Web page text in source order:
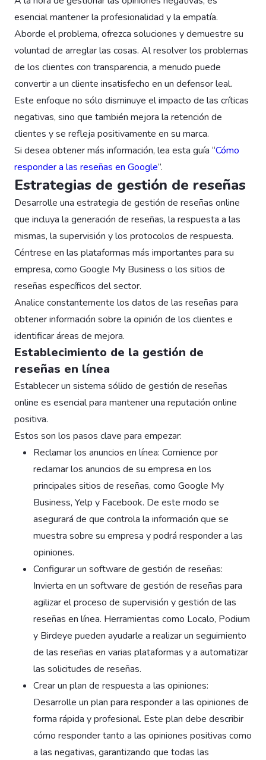
esencial mantener la profesionalidad y la empatía.
Aborde el problema, ofrezca soluciones y demuestre su
voluntad de arreglar las cosas. Al resolver los problemas
de los clientes con transparencia, a menudo puede
convertir a un cliente insatisfecho en un defensor leal.
Este enfoque no sólo disminuye el impacto de las críticas
negativas, sino que también mejora la retención de
clientes y se refleja positivamente en su marca.
Si desea obtener más información, lea esta guía “Cómo
responder a las reseñas en Google”.
Estrategias de gestión de reseñas
Desarrolle una estrategia de gestión de reseñas online
que incluya la generación de reseñas, la respuesta a las
mismas, la supervisión y los protocolos de respuesta.
Céntrese en las plataformas más importantes para su
empresa, como Google My Business o los sitios de
reseñas específicos del sector.
Analice constantemente los datos de las reseñas para
obtener información sobre la opinión de los clientes e
identificar áreas de mejora.
Establecimiento de la gestión de
reseñas en línea
Establecer un sistema sólido de gestión de reseñas
online es esencial para mantener una reputación online
positiva.
Estos son los pasos clave para empezar:
Reclamar los anuncios en línea: Comience por
reclamar los anuncios de su empresa en los
principales sitios de reseñas, como Google My
Business, Yelp y Facebook. De este modo se
asegurará de que controla la información que se
muestra sobre su empresa y podrá responder a las
opiniones.
Configurar un software de gestión de reseñas:
Invierta en un software de gestión de reseñas para
agilizar el proceso de supervisión y gestión de las
reseñas en línea. Herramientas como Localo, Podium
y Birdeye pueden ayudarle a realizar un seguimiento
de las reseñas en varias plataformas y a automatizar
las solicitudes de reseñas.
Crear un plan de respuesta a las opiniones:
Desarrolle un plan para responder a las opiniones de
forma rápida y profesional. Este plan debe describir
cómo responder tanto a las opiniones positivas como
a las negativas, garantizando que todas las